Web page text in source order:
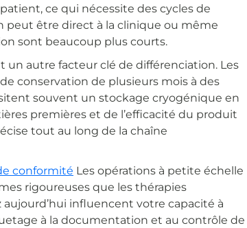
ce qui nécessite des cycles de
peut être direct à la clinique ou même
sont beaucoup plus courts.
autre facteur clé de différenciation. Les
conservation de plusieurs mois à des
souvent un stockage cryogénique en
premières et de l’efficacité du produit
tout au long de la chaîne
conformité Les opérations à petite échelle
rigoureuses que les thérapies
influencent votre capacité à
à la documentation et au contrôle de